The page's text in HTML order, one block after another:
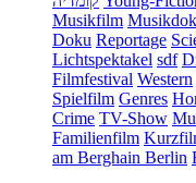
Musikfilm
Doku Reportage
Lichtspektakel sdf
Filmfestival Western
Spielfilm Genres
Crime TV-Show
Familienfilm
am Berghain Berlin